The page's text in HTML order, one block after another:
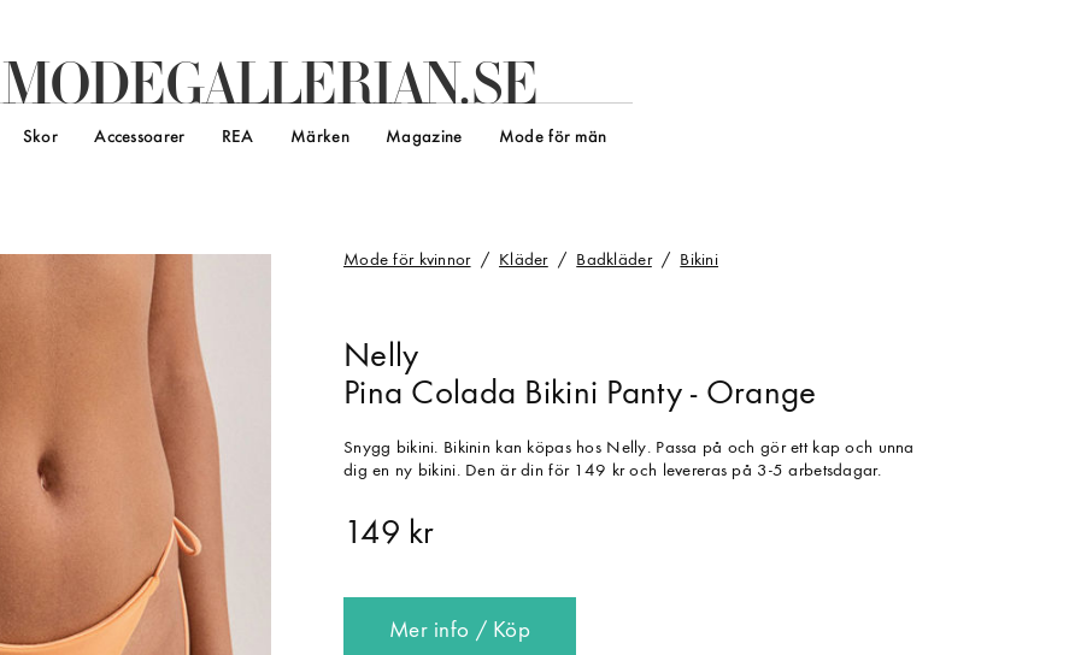
MODEGALLERIAN.SE
Skor Accessoarer REA Märken Magazine Mode för män
Mode för kvinnor Kläder Badkläder Bikini
Nelly
Pina Colada Bikini Panty - Orange
Snygg bikini. Bikinin kan köpas hos Nelly. Passa på och gör ett kap och unna
dig en ny bikini. Den är din för 149 kr och levereras på 3-5 arbetsdagar.
149 kr
Mer info / Köp